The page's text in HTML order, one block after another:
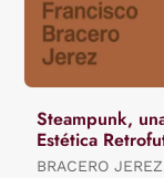
Steampunk,
Estética
BRACERO